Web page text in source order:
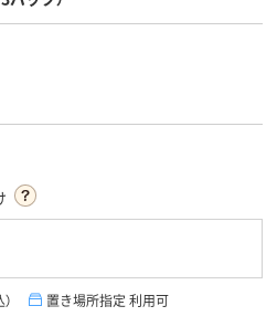
置き場所指定 利用可